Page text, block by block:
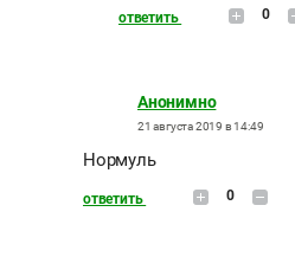
ответить 0
Анонимно
21 августа 2019 в 14:49
Нормуль
ответить 0